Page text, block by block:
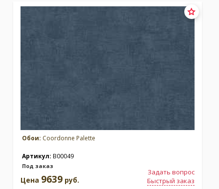
Обои: Coordonne Palette
Артикул: B00049
Под заказ
Задать вопрос
Быстрый заказ
Цена 9639 руб.